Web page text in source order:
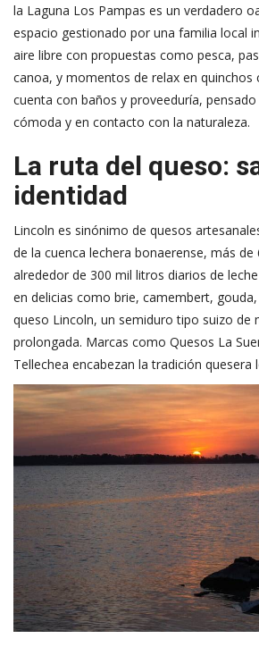
la Laguna Los Pampas es un verdadero
espacio gestionado por una familia local
aire libre con propuestas como pesca,
canoa, y momentos de relax en quinchos
cuenta con baños y proveeduría,
cómoda y en contacto con la naturaleza.
La ruta del queso:
identidad
Lincoln es sinónimo de quesos
de la cuenca lechera bonaerense, más
alrededor de 300 mil litros diarios de
en delicias como brie, camembert,
queso Lincoln, un semiduro tipo suizo de
prolongada. Marcas como Quesos La
Tellechea encabezan la tradición quesera